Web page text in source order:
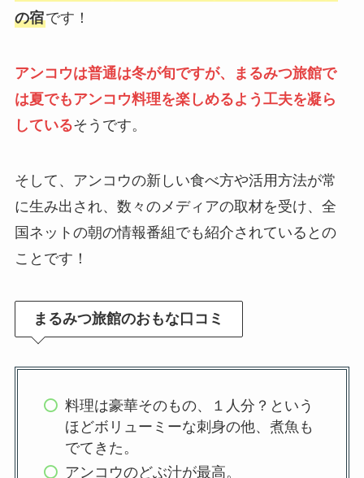
の宿です！
アンコウは普通は冬が旬ですが、まるみつ旅館で
は夏でもアンコウ料理を楽しめるよう工夫を凝ら
しているそうです。
そして、アンコウの新しい食べ方や活用方法が常
に生み出され、数々のメディアの取材を受け、全
国ネットの朝の情報番組でも紹介されているとの
ことです！
まるみつ旅館のおもな口コミ
料理は豪華そのもの、１人分？という
ほどボリューミーな刺身の他、煮魚も
でてきた。
アンコウのどぶ汁が最高。